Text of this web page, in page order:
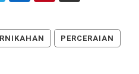
PERCERAIAN